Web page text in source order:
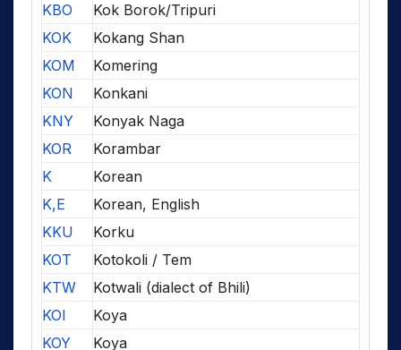
KBO
Kok Borok/Tripuri
KOK
Kokang Shan
KOM
Komering
KON
Konkani
KNY
Konyak Naga
KOR
Korambar
K
Korean
K,E
Korean, English
KKU
Korku
KOT
Kotokoli / Tem
KTW
Kotwali (dialect of Bhili)
KOI
Koya
KOY
Koya